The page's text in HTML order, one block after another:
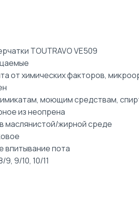
TOUTRAVO VE509
от химических факторов,
моющим средствам,
из неопрена
маслянистой/жирной среде
впитывание пота
9, 9/10, 10/11